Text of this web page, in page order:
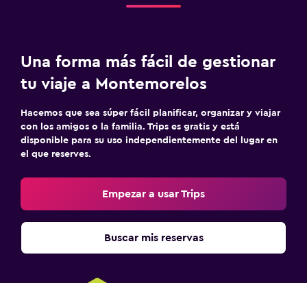
Una forma más fácil de gestionar
tu viaje a Montemorelos
Hacemos que sea súper fácil planificar, organizar y viajar
con los amigos o la familia. Trips es gratis y está
disponible para su uso independientemente del lugar en
el que reserves.
Empezar a usar Trips
Buscar mis reservas